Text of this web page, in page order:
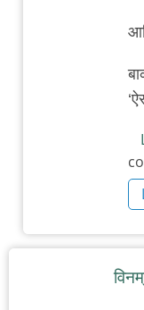
न
by